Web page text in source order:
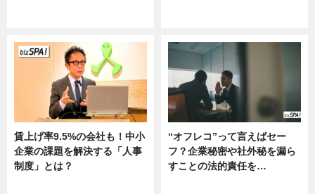
賃上げ率9.5%の会社も！中小
企業の課題を解決する「人事
制度」とは？
“オフレコ”って言えばセー
フ？企業秘密や社外秘を漏ら
すことの法的責任を…